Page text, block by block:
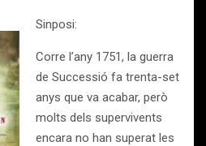
Sinposi:
Corre l’any 1751, la guerra
de Successió fa trenta-set
anys que va acabar, però
molts dels supervivents
encara no han superat les